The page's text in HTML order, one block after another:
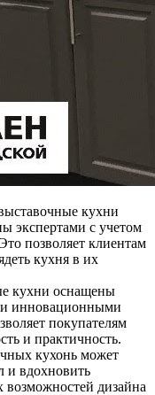
кухни
экспертами с учетом
позволяет клиентам
кухня в их
кухни оснащены
и инновационными
покупателям
и практичность.
кухонь может
и вдохновить
возможностей дизайна